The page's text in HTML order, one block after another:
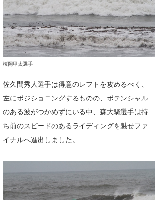
桜岡甲太選手
佐久間秀人選手は得意のレフトを攻めるべく、
左にポジショニングするものの、ポテンシャル
のある波がつかめずにいる中、森大騎選手は持
ち前のスピードのあるライディングを魅せファ
イナルへ進出しました。